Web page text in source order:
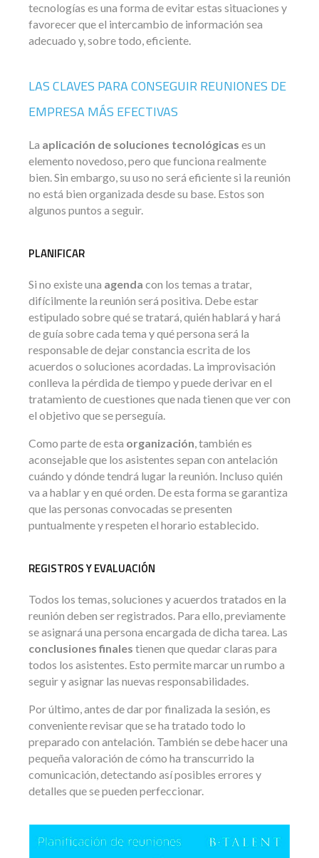
tecnologías es una forma de evitar estas situaciones y
favorecer que el intercambio de información sea
adecuado y, sobre todo, eficiente.
LAS CLAVES PARA CONSEGUIR REUNIONES DE
EMPRESA MÁS EFECTIVAS
La aplicación de soluciones tecnológicas es un
elemento novedoso, pero que funciona realmente
bien. Sin embargo, su uso no será eficiente si la reunión
no está bien organizada desde su base. Estos son
algunos puntos a seguir.
PLANIFICAR
Si no existe una agenda con los temas a tratar,
difícilmente la reunión será positiva. Debe estar
estipulado sobre qué se tratará, quién hablará y hará
de guía sobre cada tema y qué persona será la
responsable de dejar constancia escrita de los
acuerdos o soluciones acordadas. La improvisación
conlleva la pérdida de tiempo y puede derivar en el
tratamiento de cuestiones que nada tienen que ver con
el objetivo que se perseguía.
Como parte de esta organización, también es
aconsejable que los asistentes sepan con antelación
cuándo y dónde tendrá lugar la reunión. Incluso quién
va a hablar y en qué orden. De esta forma se garantiza
que las personas convocadas se presenten
puntualmente y respeten el horario establecido.
REGISTROS Y EVALUACIÓN
Todos los temas, soluciones y acuerdos tratados en la
reunión deben ser registrados. Para ello, previamente
se asignará una persona encargada de dicha tarea. Las
conclusiones finales tienen que quedar claras para
todos los asistentes. Esto permite marcar un rumbo a
seguir y asignar las nuevas responsabilidades.
Por último, antes de dar por finalizada la sesión, es
conveniente revisar que se ha tratado todo lo
preparado con antelación. También se debe hacer una
pequeña valoración de cómo ha transcurrido la
comunicación, detectando así posibles errores y
detalles que se pueden perfeccionar.